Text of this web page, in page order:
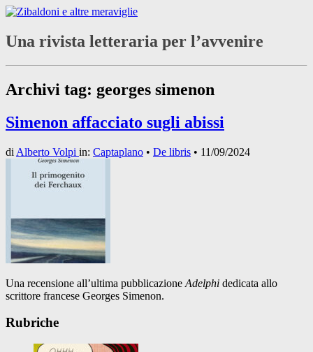
Una rivista letteraria per l’avvenire
Archivi tag: georges simenon
Simenon affacciato sugli abissi
di Alberto Volpi in: Captaplano • De libris • 11/09/2024
Una recensione all’ultima pubblicazione Adelphi dedicata allo
scrittore francese Georges Simenon.
Rubriche